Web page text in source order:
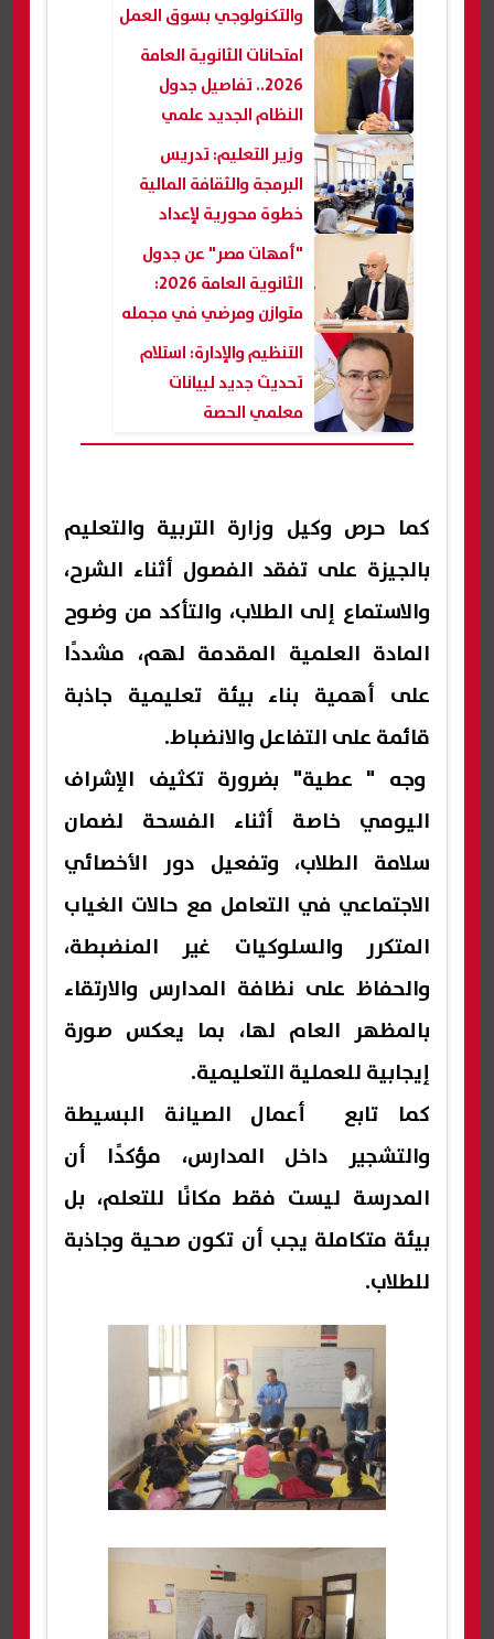
والتكنولوجي بسوق العمل
امتحانات الثانوية العامة
2026.. تفاصيل جدول
النظام الجديد علمي
وأدبي
وزير التعليم: تدريس
البرمجة والثقافة المالية
خطوة محورية لإعداد
الطلاب لوظائف المستقبل
"أمهات مصر" عن جدول
الثانوية العامة 2026:
متوازن ومرضي في مجمله
التنظيم والإدارة: استلام
تحديث جديد لبيانات
معلمي الحصة
كما حرص وكيل وزارة التربية والتعليم
بالجيزة على تفقد الفصول أثناء الشرح،
والاستماع إلى الطلاب، والتأكد من وضوح
المادة العلمية المقدمة لهم، مشددًا
على أهمية بناء بيئة تعليمية جاذبة
قائمة على التفاعل والانضباط.
وجه " عطية" بضرورة تكثيف الإشراف
اليومي خاصة أثناء الفسحة لضمان
سلامة الطلاب، وتفعيل دور الأخصائي
الاجتماعي في التعامل مع حالات الغياب
المتكرر والسلوكيات غير المنضبطة،
والحفاظ على نظافة المدارس والارتقاء
بالمظهر العام لها، بما يعكس صورة
إيجابية للعملية التعليمية.
كما تابع أعمال الصيانة البسيطة
والتشجير داخل المدارس، مؤكدًا أن
المدرسة ليست فقط مكانًا للتعلم، بل
بيئة متكاملة يجب أن تكون صحية وجاذبة
للطلاب.